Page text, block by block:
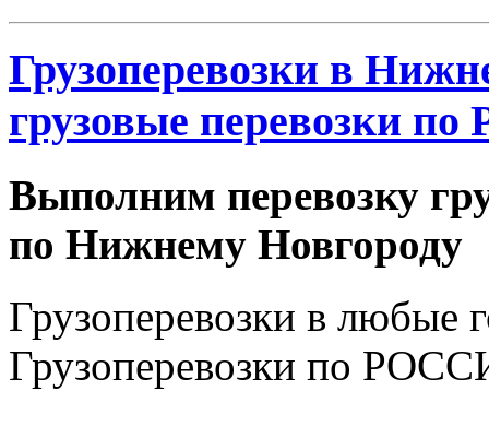
Грузоперевозки в
грузовые перевозки по
Выполним перевозку
по Нижнему Новгороду
Грузоперевозки в любые
Грузоперевозки по